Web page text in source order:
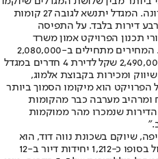
במסגרת הפרויקט, יצא לשיווק לאחרונה. המגדל יתנשא לגובה 27 קומות
ארבע דירות בלבד. על התפיסה
תכנון הפרויקט אמון משרד
האדריכלים החיפאי שוורץ-בסנוסוף. המחירים מתחילים ב-2,080,000
שקל לדירת 4 חדרים במגדל גל, ומ-2,490,000 שקל לדירת 4 חדרים במגדל
ומכירות בקבוצת אלמוג,
הפרויקט הוא מיקומו הסמוך ביותר
ומרהיב מערבה כבר מהקומות
הדירות שנמכרו מהר ממוקמות
שיוקם בשכונת נווה דוד, הוא
פרויקט הדגל של חברת ", הצפוי לכלול בסופו כ-1,212 יחידות דיור ב-12